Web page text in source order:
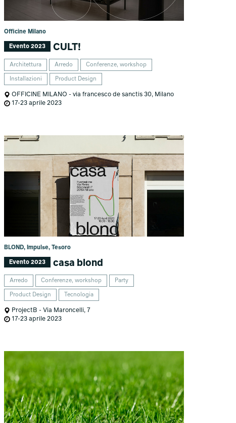
Officine Milano
Evento 2023 CULT!
Architettura Arredo Conferenze, workshop
Installazioni Product Design
OFFICINE MILANO - via francesco de sanctis 30, Milano
17-23 aprile 2023
BLOND, Impulse, Tesoro
Evento 2023 casa blond
Arredo Conferenze, workshop Party
Product Design Tecnologia
ProjectB - Via Maroncelli, 7
17-23 aprile 2023